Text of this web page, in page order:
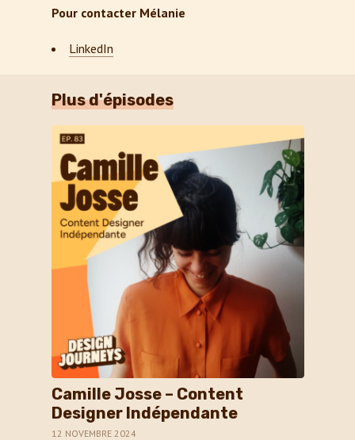
Pour contacter Mélanie
LinkedIn
Plus d'épisodes
Camille Josse – Content
Designer Indépendante
12 NOVEMBRE 2024